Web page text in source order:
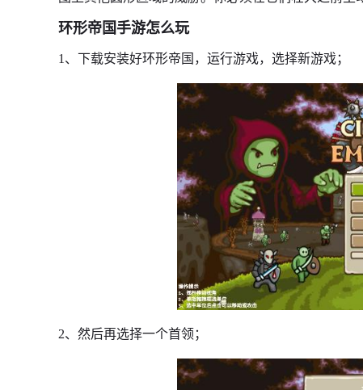
环形帝国手游怎么玩
1、下载安装好环形帝国，运行游戏，选择新游戏；
2、然后再选择一个首领；